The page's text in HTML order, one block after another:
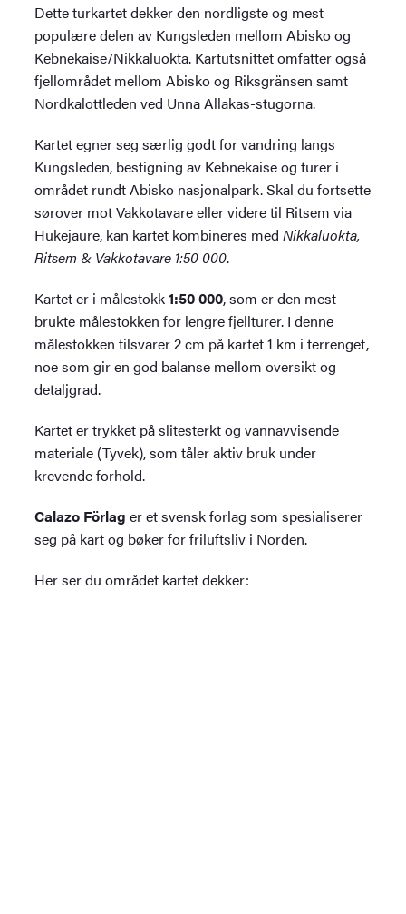
Dette turkartet dekker den nordligste og mest
populære delen av Kungsleden mellom Abisko og
Kebnekaise/Nikkaluokta. Kartutsnittet omfatter også
fjellområdet mellom Abisko og Riksgränsen samt
Nordkalottleden ved Unna Allakas-stugorna.
Kartet egner seg særlig godt for vandring langs
Kungsleden, bestigning av Kebnekaise og turer i
området rundt Abisko nasjonalpark. Skal du fortsette
sørover mot Vakkotavare eller videre til Ritsem via
Hukejaure, kan kartet kombineres medNikkaluokta,
Ritsem & Vakkotavare 1:50 000.
Kartet er i målestokk1:50 000, som er den mest
brukte målestokken for lengre fjellturer. I denne
målestokken tilsvarer 2 cm på kartet 1 km i terrenget,
noe som gir en god balanse mellom oversikt og
detaljgrad.
Kartet er trykket på slitesterkt og vannavvisende
materiale (Tyvek), som tåler aktiv bruk under
krevende forhold.
Calazo Förlag er et svensk forlag som spesialiserer
seg på kart og bøker for friluftsliv i Norden.
Her ser du området kartet dekker: